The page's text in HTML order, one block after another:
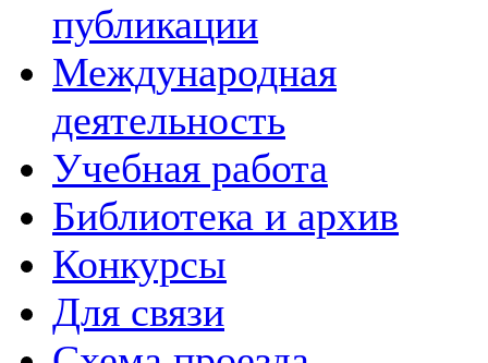
публикации
Международная
деятельность
Учебная работа
Библиотека и архив
Конкурсы
Для связи